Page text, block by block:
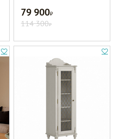
79 900Р
114 300Р